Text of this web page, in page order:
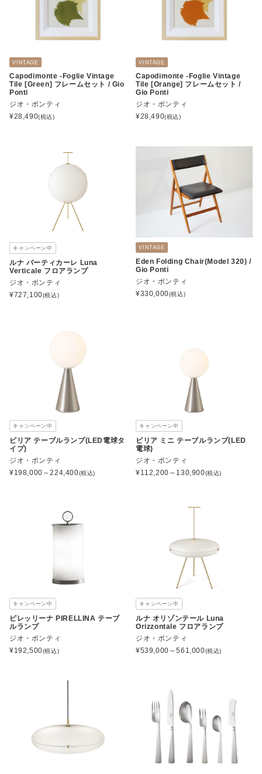
VINTAGE
Capodimonte -Foglie Vintage
Tile [Green] フレームセット / Gio
Ponti
ジオ・ポンティ
¥28,490(税込)
VINTAGE
Capodimonte -Foglie Vintage
Tile [Orange] フレームセット /
Gio Ponti
ジオ・ポンティ
¥28,490(税込)
キャンペーン中
ルナ バーティカーレ Luna
Verticale フロアランプ
ジオ・ポンティ
¥727,100(税込)
VINTAGE
Eden Folding Chair(Model 320) /
Gio Ponti
ジオ・ポンティ
¥330,000(税込)
キャンペーン中
ビリア テーブルランプ(LED電球タ
イプ)
ジオ・ポンティ
¥198,000～224,400(税込)
キャンペーン中
ビリア ミニ テーブルランプ(LED
電球)
ジオ・ポンティ
¥112,200～130,900(税込)
キャンペーン中
ピレッリーナ PIRELLINA テーブ
ルランプ
ジオ・ポンティ
¥192,500(税込)
キャンペーン中
ルナ オリゾンテール Luna
Orizzontale フロアランプ
ジオ・ポンティ
¥539,000～561,000(税込)